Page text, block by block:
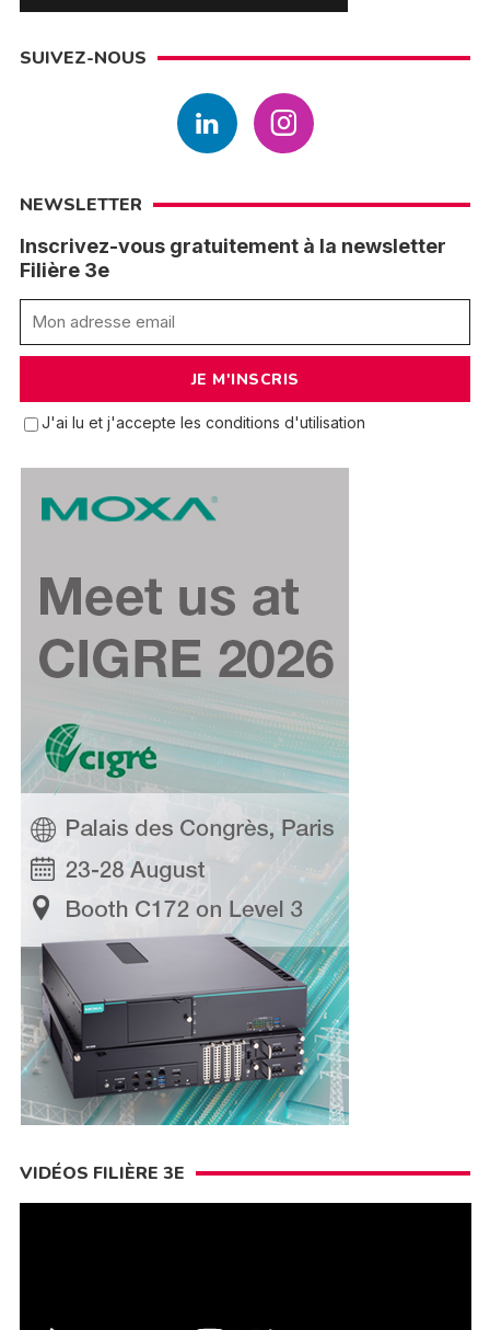
SUIVEZ-NOUS
NEWSLETTER
Inscrivez-vous gratuitement à la newsletter
Filière 3e
J'ai lu et j'accepte les conditions d'utilisation
VIDÉOS FILIÈRE 3E